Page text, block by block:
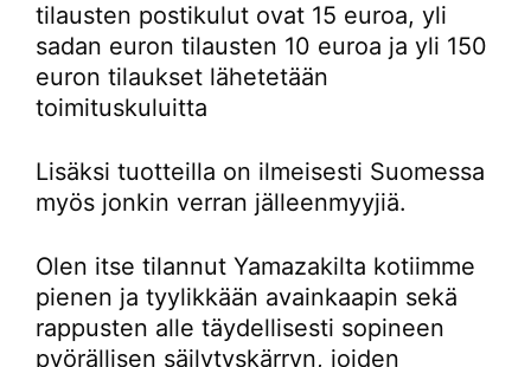
tilausten postikulut ovat 15 euroa, yli
sadan euron tilausten 10 euroa ja yli 150
euron tilaukset lähetetään
toimituskuluitta
Lisäksi tuotteilla on ilmeisesti Suomessa
myös jonkin verran jälleenmyyjiä.
Olen itse tilannut Yamazakilta kotiimme
pienen ja tyylikkään avainkaapin sekä
rappusten alle täydellisesti sopineen
pyörällisen säilytyskärryn, joiden